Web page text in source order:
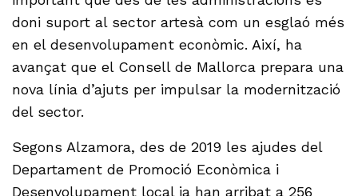
doni suport al sector artesà com un esglaó més
en el desenvolupament econòmic. Així, ha
avançat que el Consell de Mallorca prepara una
nova línia d’ajuts per impulsar la modernització
del sector.
Segons Alzamora, des de 2019 les ajudes del
Departament de Promoció Econòmica i
Desenvolupament local ja han arribat a 256